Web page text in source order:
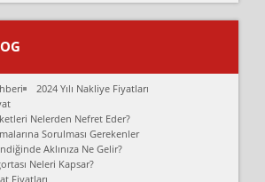
uraya asansör kurulmaz dediler
Evimi taşıdım yani İstanbul'un bir
yani Ümraniye bölgesinde
2024 Yılı Nakliye Fiyatları
Nelerden Nefret Eder?
Sorulması Gerekenler
Aklınıza Ne Gelir?
Neleri Kapsar?
Fiyatları